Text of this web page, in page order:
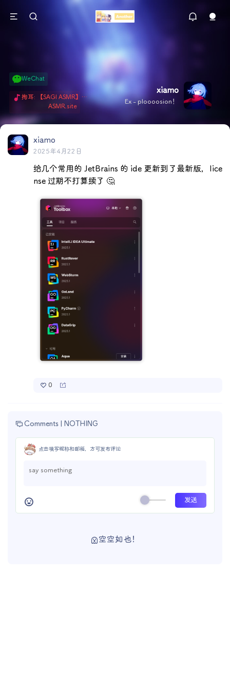
xiamo
Ex - ploooosion！
WeChat
掏耳: 【SAGI ASMR】今天就由阿米娅给博士掏耳吧「耳勺x鹅毛棒x吹气」 Hi-Res无损助眠 + 单刷: ASMR 精选4.0｜ 陪伴天花板 ✦扶扶の温柔哄睡 ✦ 顶级道具和语气词的交融 ✦ 扶桑大红花、
ASMR.site
xiamo
2025年4月22日
给几个常用的 JetBrains 的 ide 更新到了最新版，lice
nse 过期不打算续了 🤔
0
Comments | NOTHING
点击填写昵称和邮箱，方可发布评论
空空如也！